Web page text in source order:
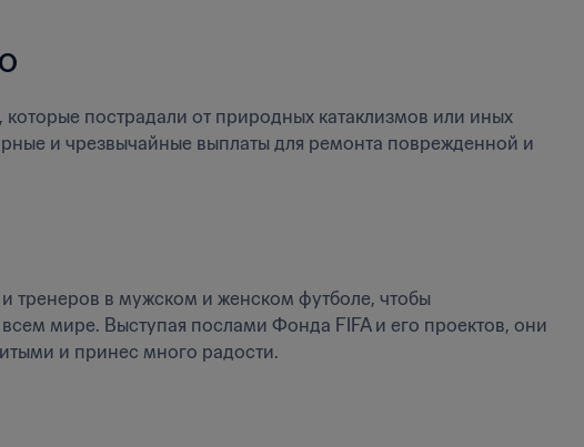
пострадали от природных катаклизмов или иных
и чрезвычайные выплаты для ремонта поврежденной и
тренеров в мужском и женском футболе, чтобы
мире. Выступая послами Фонда FIFA и его проектов, они
и принес много радости.